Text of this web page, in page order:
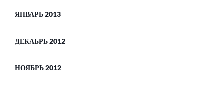
ЯНВАРЬ 2013
ДЕКАБРЬ 2012
НОЯБРЬ 2012